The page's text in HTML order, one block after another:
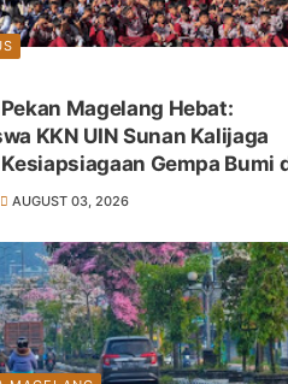
Magelang Hebat:
KKN UIN Sunan Kalijaga
Gempa Bumi
AUGUST 03, 2026